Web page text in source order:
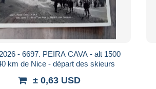
- 6697. PEIRA CAVA - alt 1500
km de Nice - départ des skieurs
± 0,63 USD